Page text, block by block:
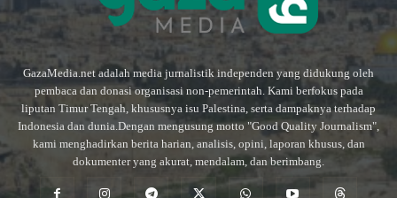
GazaMedia.net adalah media jurnalistik independen yang didukung oleh
pembaca dan donasi organisasi non-pemerintah. Kami berfokus pada
liputan Timur Tengah, khususnya isu Palestina, serta dampaknya terhadap
Indonesia dan dunia.Dengan mengusung motto "Good Quality Journalism",
kami menghadirkan berita harian, analisis, opini, laporan khusus, dan
dokumenter yang akurat, mendalam, dan berimbang.